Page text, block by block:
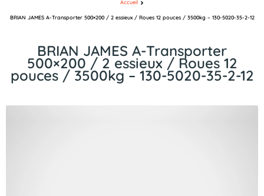
BRIAN JAMES A-Transporter
500×200 / 2 essieux / Roues 12
pouces / 3500kg – 130-5020-35-2-12
Accueil
BRIAN JAMES A-Transporter 500×200 / 2 essieux / Roues 12 pouces / 3500kg – 130-5020-35-2-12